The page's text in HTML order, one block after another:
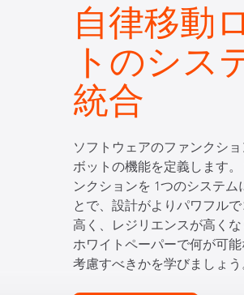
自律移動
トのシス
統合
ソフトウェアのファンクシ
ボットの機能を定義します
ンクションを 1つのシステム
とで、設計がよりパワフル
高く、レジリエンスが高く
ホワイトペーパーで何が可
考慮すべきかを学びましょう